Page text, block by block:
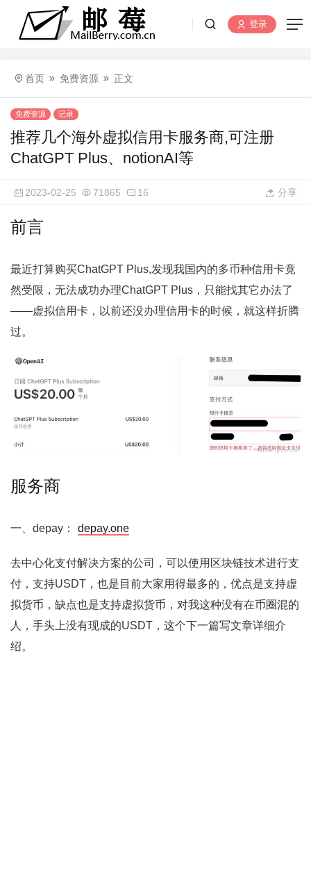
登录
首页 免费资源 正文
免费资源 记录
推荐几个海外虚拟信用卡服务商,可注册
ChatGPT Plus、notionAI等
2023-02-25 71865 16 分享
前言
最近打算购买ChatGPT Plus,发现我国内的多币种信用卡竟
然受限，无法成功办理ChatGPT Plus，只能找其它办法了
——虚拟信用卡，以前还没办理信用卡的时候，就这样折腾
过。
服务商
一、depay： depay.one
去中心化支付解决方案的公司，可以使用区块链技术进行支
付，支持USDT，也是目前大家用得最多的，优点是支持虚
拟货币，缺点也是支持虚拟货币，对我这种没有在币圈混的
人，手头上没有现成的USDT，这个下一篇写文章详细介
绍。